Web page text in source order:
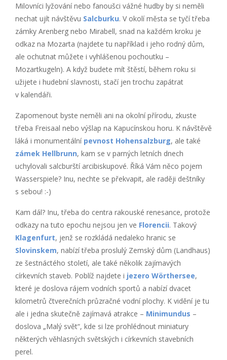
Milovníci lyžování nebo fanoušci vážné hudby by si neměli
nechat ujít návštěvu Salcburku. V okolí města se tyčí třeba
zámky Arenberg nebo Mirabell, snad na každém kroku je
odkaz na Mozarta (najdete tu například i jeho rodný dům,
ale ochutnat můžete i vyhlášenou pochoutku –
Mozartkugeln). A když budete mít štěstí, během roku si
užijete i hudební slavnosti, stačí jen trochu zapátrat
v kalendáři.
Zapomenout byste neměli ani na okolní přírodu, zkuste
třeba Freisaal nebo výšlap na Kapucínskou horu. K návštěvě
láká i monumentálnípevnost Hohensalzburg, ale také
zámek Hellbrunn, kam se v parných letních dnech
uchylovali salcburští arcibiskupové. Říká Vám něco pojem
Wasserspiele? Inu, nechte se překvapit, ale raději deštníky
s sebou! :-)
Kam dál? Inu, třeba do centra rakouské renesance, protože
odkazy na tuto epochu nejsou jen ve Florencii. Takový
Klagenfurt, jenž se rozkládá nedaleko hranic se
Slovinskem, nabízí třeba proslulý Zemský dům (Landhaus)
ze šestnáctého století, ale také několik zajímavých
církevních staveb. Poblíž najdete i jezero Wörthersee,
které je doslova rájem vodních sportů a nabízí dvacet
kilometrů čtverečních průzračné vodní plochy. K vidění je tu
ale i jedna skutečně zajímavá atrakce – Minimundus –
doslova „Malý svět“, kde si lze prohlédnout miniatury
některých věhlasných světských i církevních stavebních
perel.